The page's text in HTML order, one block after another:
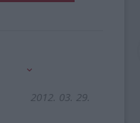
2012. 03. 29.